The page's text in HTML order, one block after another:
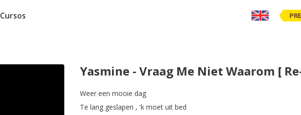
Cursos
Yasmine - Vraag Me Niet Waarom [
Weer een mooie dag
Te lang geslapen , 'k moet uit bed